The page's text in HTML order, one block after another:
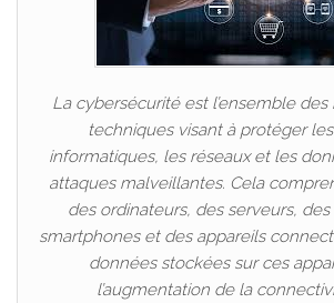
La cybersécurité est l’ensemble
techniques visant à protéger
informatiques, les réseaux et les
attaques malveillantes. Cela
des ordinateurs, des serveurs, des
smartphones et des appareils
données stockées sur ces
l’augmentation de la